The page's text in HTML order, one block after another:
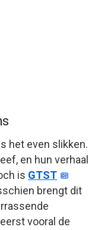
het even slikken.
en hun verhaal
is GTST
brengt dit
vooral de